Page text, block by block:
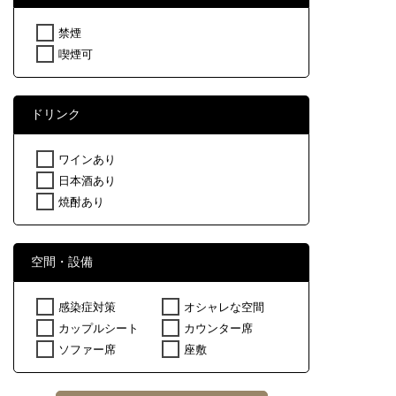
禁煙
喫煙可
ドリンク
ワインあり
日本酒あり
焼酎あり
空間・設備
感染症対策
オシャレな空間
カップルシート
カウンター席
ソファー席
座敷